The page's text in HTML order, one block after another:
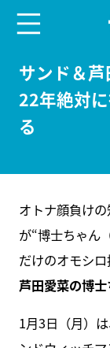
サンド＆
22年絶対
る
オトナ顔負け
が“博士ちゃん
だけのオモシ
芦田愛菜の博
1月3日（月）